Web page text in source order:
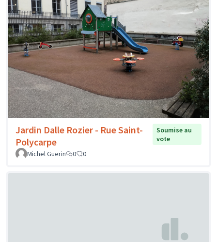
Jardin Dalle Rozier - Rue Saint-
Polycarpe
Soumise au
vote
Michel Guerin
0 0